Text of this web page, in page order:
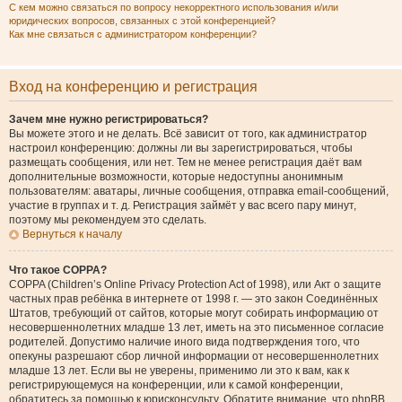
С кем можно связаться по вопросу некорректного использования и/или
юридических вопросов, связанных с этой конференцией?
Как мне связаться с администратором конференции?
Вход на конференцию и регистрация
Зачем мне нужно регистрироваться?
Вы можете этого и не делать. Всё зависит от того, как администратор
настроил конференцию: должны ли вы зарегистрироваться, чтобы
размещать сообщения, или нет. Тем не менее регистрация даёт вам
дополнительные возможности, которые недоступны анонимным
пользователям: аватары, личные сообщения, отправка email-сообщений,
участие в группах и т. д. Регистрация займёт у вас всего пару минут,
поэтому мы рекомендуем это сделать.
Вернуться к началу
Что такое COPPA?
COPPA (Children’s Online Privacy Protection Act of 1998), или Акт о защите
частных прав ребёнка в интернете от 1998 г. — это закон Соединённых
Штатов, требующий от сайтов, которые могут собирать информацию от
несовершеннолетних младше 13 лет, иметь на это письменное согласие
родителей. Допустимо наличие иного вида подтверждения того, что
опекуны разрешают сбор личной информации от несовершеннолетних
младше 13 лет. Если вы не уверены, применимо ли это к вам, как к
регистрирующемуся на конференции, или к самой конференции,
обратитесь за помощью к юрисконсульту. Обратите внимание, что phpBB